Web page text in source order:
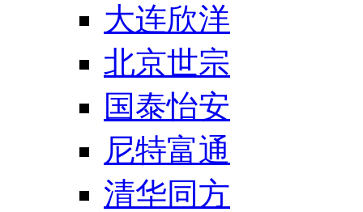
大连欣洋
北京世宗
国泰怡安
尼特富通
清华同方